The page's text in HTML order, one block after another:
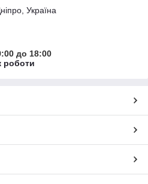
Україна
до 18:00
роботи